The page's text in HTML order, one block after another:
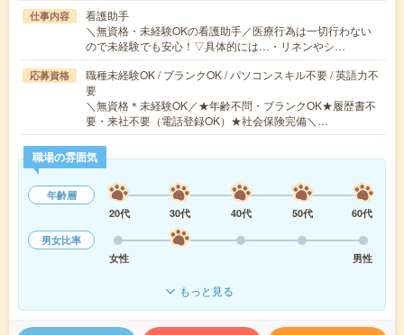
仕事内容
看護助手
＼無資格・未経験OKの看護助手／医療行為は一切行わない
ので未経験でも安心！▽具体的には…・リネンやシ…
応募資格
職種未経験OK / ブランクOK / パソコンスキル不要 / 英語力不
要
＼無資格＊未経験OK／★年齢不問・ブランクOK★履歴書不
要・来社不要（電話登録OK）★社会保険完備＼…
職場の雰囲気
年齢層
20代
30代 40代 50代
60代
男女比率
女性
男性
もっと見る